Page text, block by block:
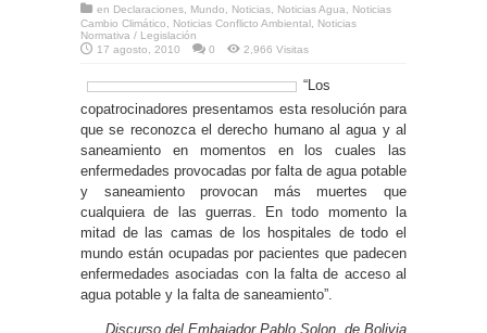
en Declaraciones Mundo Noticias Noticias Agua
Noticias
Cambio Climático
Noticias Conflicto Ambiental
Noticias
Normativa / Legislación
17 agosto, 2010
0 2,966 Visitas
“Los
copatrocinadores presentamos esta resolución para
que se reconozca el derecho humano al agua y al
saneamiento en momentos en los cuales las
enfermedades provocadas por falta de agua potable
y saneamiento provocan más muertes que
cualquiera de las guerras. En todo momento la
mitad de las camas de los hospitales de todo el
mundo están ocupadas por pacientes que padecen
enfermedades asociadas con la falta de acceso al
agua potable y la falta de saneamiento”.
Discurso del Embajador Pablo Solon, de Bolivia